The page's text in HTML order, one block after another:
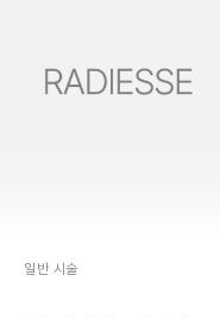
일반 시술